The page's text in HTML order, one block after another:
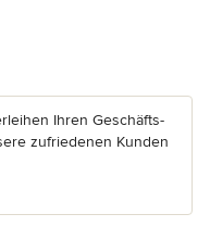
5 Sternen
Ihren Geschäfts-
zufriedenen Kunden